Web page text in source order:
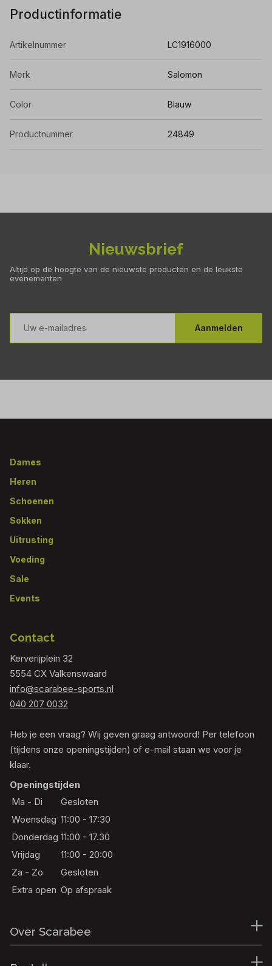
Productinformatie
Artikelnummer LC1916000
Merk Salomon
Color Blauw
Productnummer 24849
Nieuwsbrief
Altijd op de hoogte van de nieuwste producten en de leukste
evenementen
E-
mailadres
Aanmelden
Footer
Dames
Heren
Schoenen
Sokken
Uitrusting
Voeding
Sale
Events
Contact
Kerverijplein 32
5554 CX Valkenswaard
info@scarabee-sports.nl
040 207 0032
Heb je een vraag? Wij geven graag antwoord! Per telefoon
(tijdens onze openingstijden) of e-mail staan we voor je
klaar.
Openingstijden
Ma - Di
Gesloten
Woensdag 11:00 - 17:30
Donderdag 11:00 - 17.30
Vrijdag
11:00 - 20:00
Za - Zo
Gesloten
Extra open Op afspraak
Over Scarabee